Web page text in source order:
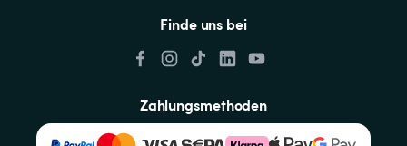
Finde uns bei
Zahlungsmethoden